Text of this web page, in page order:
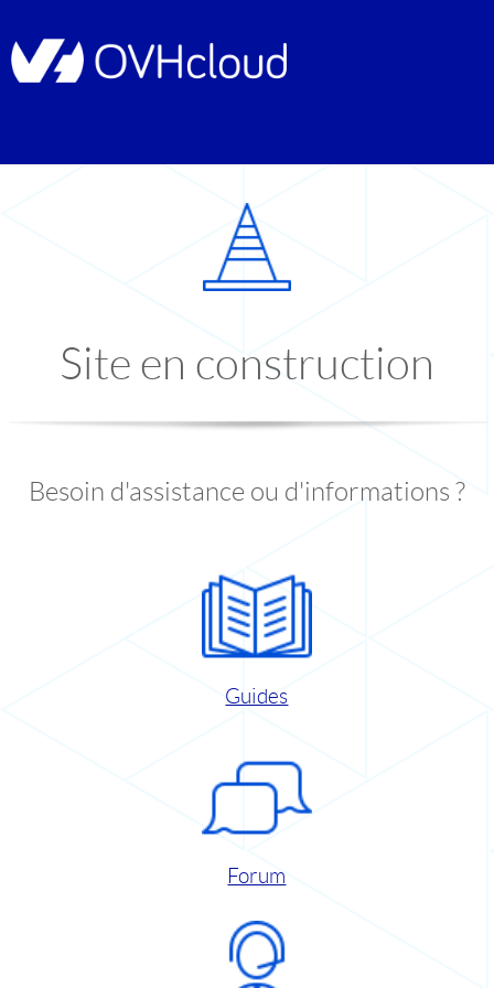
Site en construction
Besoin d'assistance ou d'informations ?
Guides
Forum